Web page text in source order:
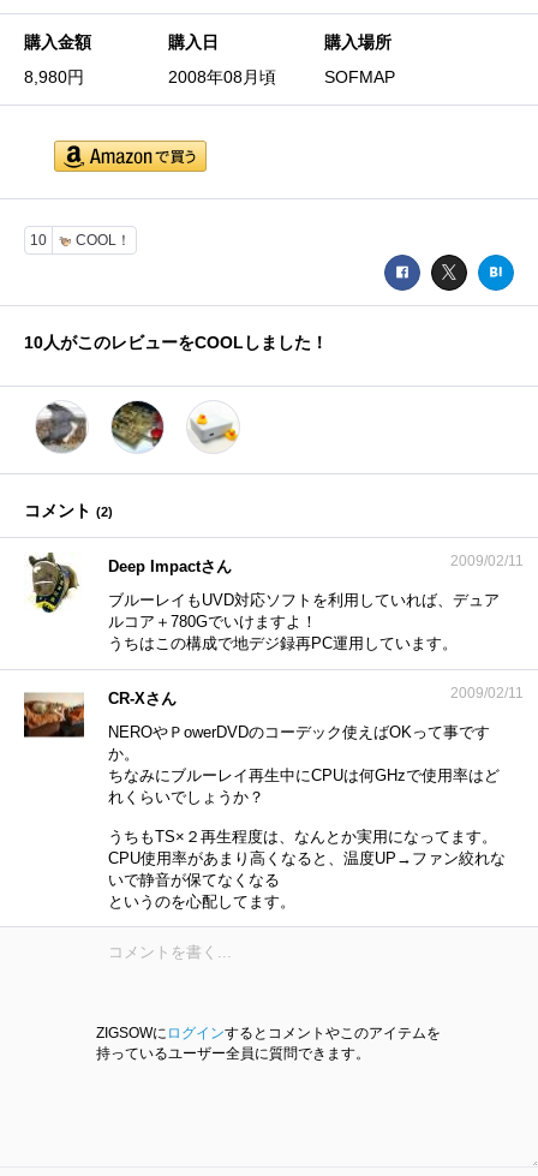
購入金額
8,980円
購入日
2008年08月頃
購入場所
SOFMAP
10 COOL！
10人がこのレビューをCOOLしました！
コメント (2)
Deep Impactさん 2009/02/11
ブルーレイもUVD対応ソフトを利用していれば、デュア
ルコア＋780Gでいけますよ！
うちはこの構成で地デジ録再PC運用しています。
CR-Xさん 2009/02/11
NEROやＰowerDVDのコーデック使えばOKって事です
か。
ちなみにブルーレイ再生中にCPUは何GHzで使用率はど
れくらいでしょうか？
うちもTS×２再生程度は、なんとか実用になってます。
CPU使用率があまり高くなると、温度UP→ファン絞れな
いで静音が保てなくなる
というのを心配してます。
ZIGSOWに ログインするとコメントやこのアイテムを
持っているユーザー全員に質問できます。